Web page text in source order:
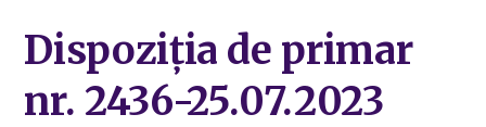
Dispoziția de primar
nr. 2436-25.07.2023